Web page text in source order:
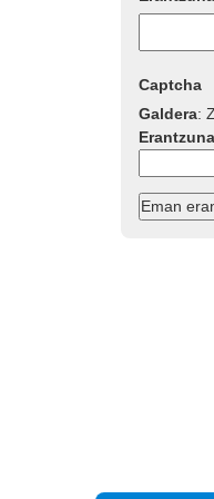
Captcha
Galdera:
Erantzuna